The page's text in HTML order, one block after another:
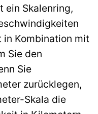
ein Skalenring,
in Kombination mit
Sie den
Sie
zurücklegen,
Skala die